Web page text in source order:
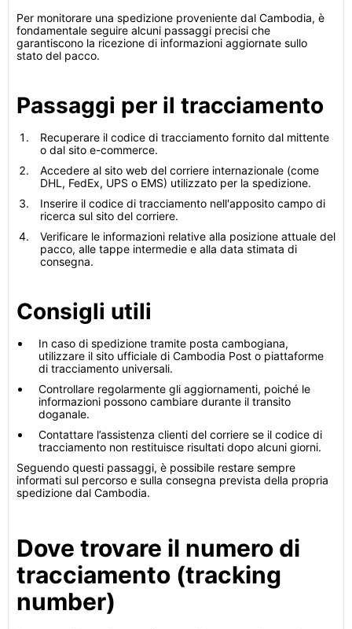
Per monitorare una spedizione proveniente dal Cambodia, è
fondamentale seguire alcuni passaggi precisi che
garantiscono la ricezione di informazioni aggiornate sullo
stato del pacco.
Passaggi per il tracciamento
Recuperare il codice di tracciamento fornito dal mittente
o dal sito e-commerce.
Accedere al sito web del corriere internazionale (come
DHL, FedEx, UPS o EMS) utilizzato per la spedizione.
Inserire il codice di tracciamento nell'apposito campo di
ricerca sul sito del corriere.
Verificare le informazioni relative alla posizione attuale del
pacco, alle tappe intermedie e alla data stimata di
consegna.
Consigli utili
In caso di spedizione tramite posta cambogiana,
utilizzare il sito ufficiale di Cambodia Post o piattaforme
di tracciamento universali.
Controllare regolarmente gli aggiornamenti, poiché le
informazioni possono cambiare durante il transito
doganale.
Contattare l’assistenza clienti del corriere se il codice di
tracciamento non restituisce risultati dopo alcuni giorni.
Seguendo questi passaggi, è possibile restare sempre
informati sul percorso e sulla consegna prevista della propria
spedizione dal Cambodia.
Dove trovare il numero di
tracciamento (tracking
number)